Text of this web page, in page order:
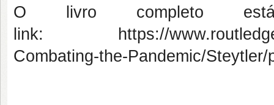
O livro completo
link: https://
Combating-the-Pandemic/